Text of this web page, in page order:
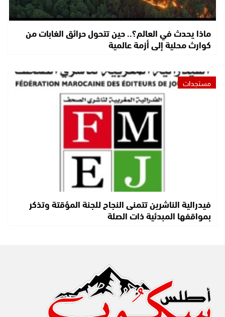
ماذا يحدث في العالم؟.. حين تتحول حرائق الغابات من
كوارث محلية إلى أزمة عالمية
مستجدات
فيدرالية الناشرين تتمنى النجاح للجنة المؤقتة وتذكر
بمواقفها المبدئية ذات الصلة